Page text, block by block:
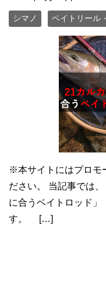
シマノ ベイトリール
※本サイトにはプロモ
ださい。 当記事では
に合うベイトロッド
す。 […]